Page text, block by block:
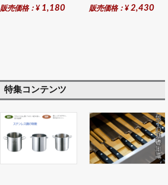
販売価格：¥ 1,180 販売価格：¥ 2,430
特集コンテンツ